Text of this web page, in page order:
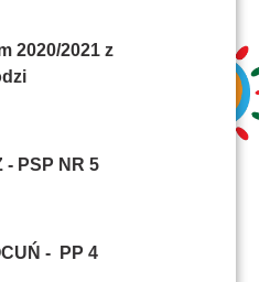
2020/2021 z
- PSP NR 5
- PP 4